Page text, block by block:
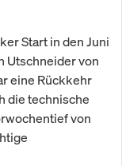
Start in den Juni
Utschneider von
eine Rückkehr
die technische
von